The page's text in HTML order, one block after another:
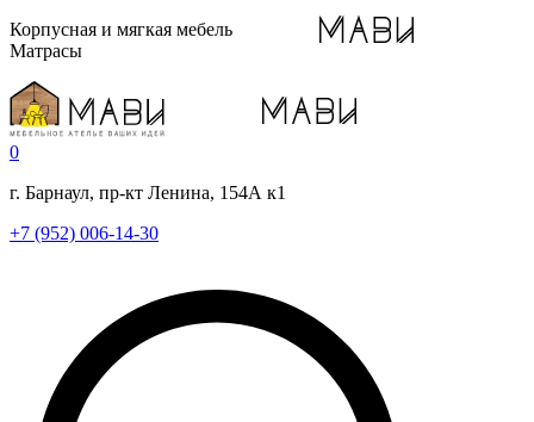
Корпусная и мягкая мебель
Матрасы
0
г. Барнаул, пр-кт Ленина, 154А к1
+7 (952) 006-14-30